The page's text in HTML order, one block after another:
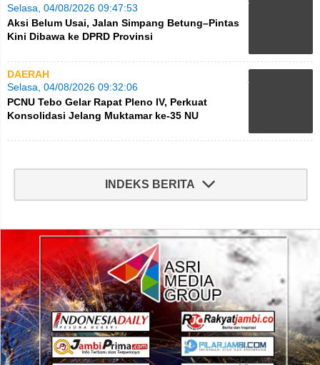
Selasa, 04/08/2026 09:47:53
Aksi Belum Usai, Jalan Simpang Betung–Pintas
Kini Dibawa ke DPRD Provinsi
DAERAH
Selasa, 04/08/2026 09:32:06
PCNU Tebo Gelar Rapat Pleno IV, Perkuat
Konsolidasi Jelang Muktamar ke-35 NU
INDEKS BERITA